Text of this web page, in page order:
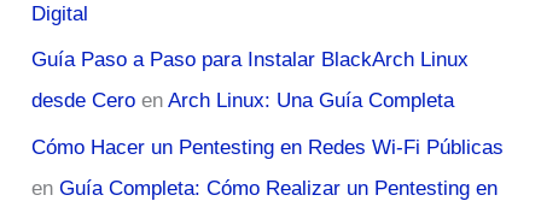
Digital
Guía Paso a Paso para Instalar BlackArch Linux
desde Cero enArch Linux: Una Guía Completa
Cómo Hacer un Pentesting en Redes Wi-Fi Públicas
enGuía Completa: Cómo Realizar un Pentesting en